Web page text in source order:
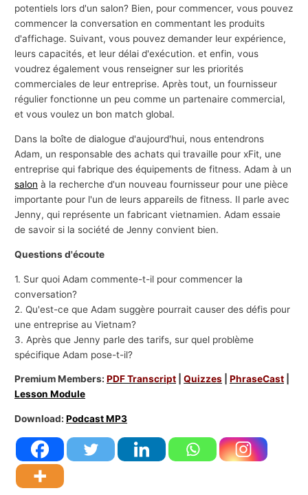
potentiels lors d'un salon? Bien, pour commencer, vous pouvez
commencer la conversation en commentant les produits
d'affichage. Suivant, vous pouvez demander leur expérience,
leurs capacités, et leur délai d'exécution. et enfin, vous
voudrez également vous renseigner sur les priorités
commerciales de leur entreprise. Après tout, un fournisseur
régulier fonctionne un peu comme un partenaire commercial,
et vous voulez un bon match global.
Dans la boîte de dialogue d'aujourd'hui, nous entendrons
Adam, un responsable des achats qui travaille pour xFit, une
entreprise qui fabrique des équipements de fitness. Adam à un
salon à la recherche d'un nouveau fournisseur pour une pièce
importante pour l'un de leurs appareils de fitness. Il parle avec
Jenny, qui représente un fabricant vietnamien. Adam essaie
de savoir si la société de Jenny convient bien.
Questions d'écoute
1. Sur quoi Adam commente-t-il pour commencer la
conversation?
2. Qu'est-ce que Adam suggère pourrait causer des défis pour
une entreprise au Vietnam?
3. Après que Jenny parle des tarifs, sur quel problème
spécifique Adam pose-t-il?
Premium Members:PDF Transcript |Quizzes |PhraseCast
Lesson Module
Download:Podcast MP3